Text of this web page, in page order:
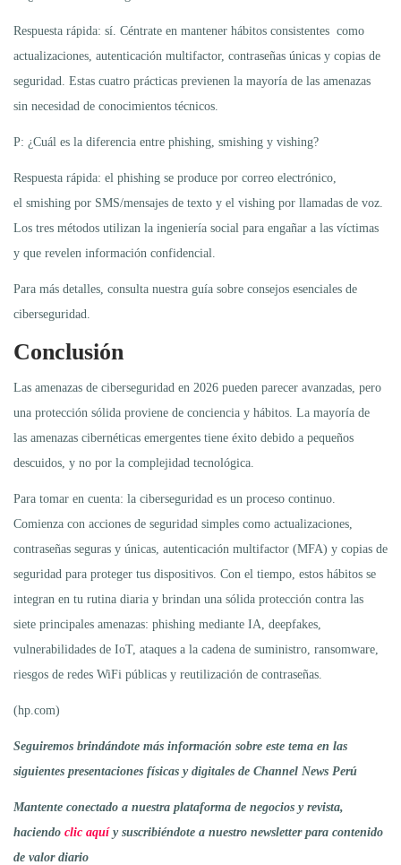
Respuesta rápida: sí. Céntrate en mantener hábitos consistentes como
actualizaciones, autenticación multifactor, contraseñas únicas y copias de
seguridad. Estas cuatro prácticas previenen la mayoría de las amenazas
sin necesidad de conocimientos técnicos.
P: ¿Cuál es la diferencia entre phishing, smishing y vishing?
Respuesta rápida: el phishing se produce por correo electrónico,
el smishing por SMS/mensajes de texto y el vishing por llamadas de voz.
Los tres métodos utilizan la ingeniería social para engañar a las víctimas
y que revelen información confidencial.
Para más detalles, consulta nuestra guía sobre consejos esenciales de
ciberseguridad.
Conclusión
Las amenazas de ciberseguridad en 2026 pueden parecer avanzadas, pero
una protección sólida proviene de conciencia y hábitos. La mayoría de
las amenazas cibernéticas emergentes tiene éxito debido a pequeños
descuidos, y no por la complejidad tecnológica.
Para tomar en cuenta: la ciberseguridad es un proceso continuo.
Comienza con acciones de seguridad simples como actualizaciones,
contraseñas seguras y únicas, autenticación multifactor (MFA) y copias de
seguridad para proteger tus dispositivos. Con el tiempo, estos hábitos se
integran en tu rutina diaria y brindan una sólida protección contra las
siete principales amenazas: phishing mediante IA, deepfakes,
vulnerabilidades de IoT, ataques a la cadena de suministro, ransomware,
riesgos de redes WiFi públicas y reutilización de contraseñas.
(hp.com)
Seguiremos brindándote más información sobre este tema en las
siguientes presentaciones físicas y digitales de Channel News Perú
Mantente conectado a nuestra plataforma de negocios y revista,
haciendo clic aquíy suscribiéndote a nuestro newsletter para contenido
de valor diario